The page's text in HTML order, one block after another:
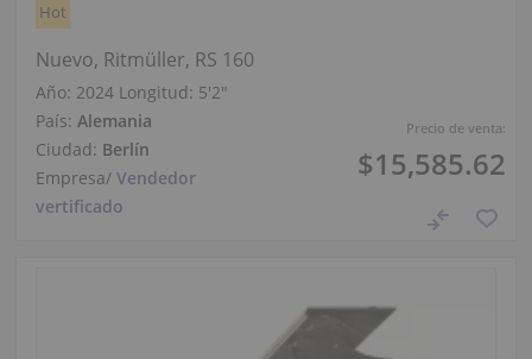
Precio de venta:
$15,585.62
Hot
Nuevo, Ritmüller, RS 160
Año: 2024 Longitud: 5′2″
País: Alemania
Ciudad: Berlín
Empresa/ Vendedor
vertificado